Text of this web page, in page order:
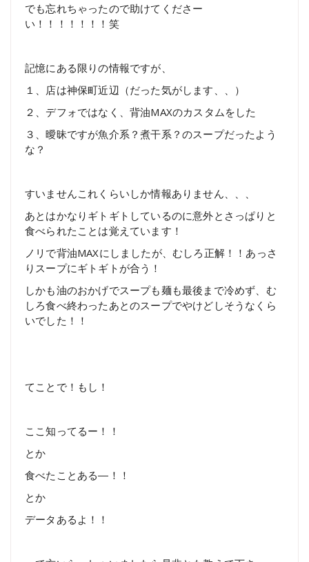
でも忘れちゃったので助けてくださー
い！！！！！！！笑
記憶にある限りの情報ですが、
１、店は神保町近辺（だった気がします、、）
２、デフォではなく、背油MAXのカスタムをした
３、曖昧ですが魚介系？煮干系？のスープだったよう
な？
すいませんこれくらいしか情報ありません、、、
あとはかなりギトギトしているのに意外とさっぱりと
食べられたことは覚えています！
ノリで背油MAXにしましたが、むしろ正解！！あっさ
りスープにギトギトが合う！
しかも油のおかげでスープも麺も最後まで冷めず、む
しろ食べ終わったあとのスープでやけどしそうなくら
いでした！！
てことで！もし！
ここ知ってるー！！
とか
食べたことある―！！
とか
データあるよ！！